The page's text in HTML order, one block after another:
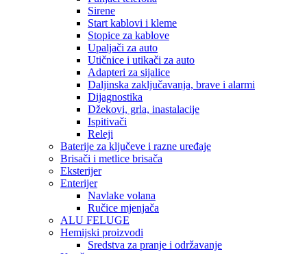
Sirene
Start kablovi i kleme
Stopice za kablove
Upaljači za auto
Utičnice i utikači za auto
Adapteri za sijalice
Daljinska zaključavanja, brave i alarmi
Dijagnostika
Džekovi, grla, inastalacije
Ispitivači
Releji
Baterije za ključeve i razne uređaje
Brisači i metlice brisača
Eksterijer
Enterijer
Navlake volana
Ručice mjenjača
ALU FELUGE
Hemijski proizvodi
Sredstva za pranje i održavanje